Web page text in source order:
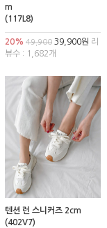
m
(117L8)
20% 49,900 39,900원 리
뷰수 : 1,682개
텐션 런 스니커즈 2cm
(402V7)